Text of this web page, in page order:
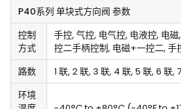
P40系列 单块式方向阀 参数
控制
方式
手控, 气控, 电气控, 电液控, 电
控二手柄控制, 电磁+一控二,
路数
1 联, 2 联, 3 联, 4 联, 5 联, 6 联,
环境